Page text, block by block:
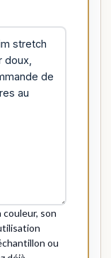
son
ou